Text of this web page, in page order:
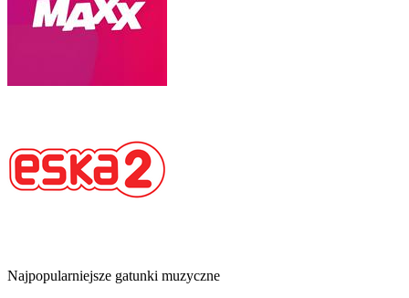
Najpopularniejsze gatunki muzyczne